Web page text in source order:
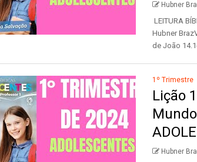
Hubner
LEITURA
Hubner
de João
1º Trimestre
Lição
Hubner